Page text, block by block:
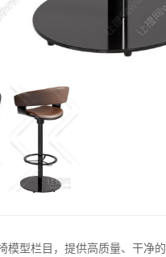
模型栏目，提供高质量、干净的